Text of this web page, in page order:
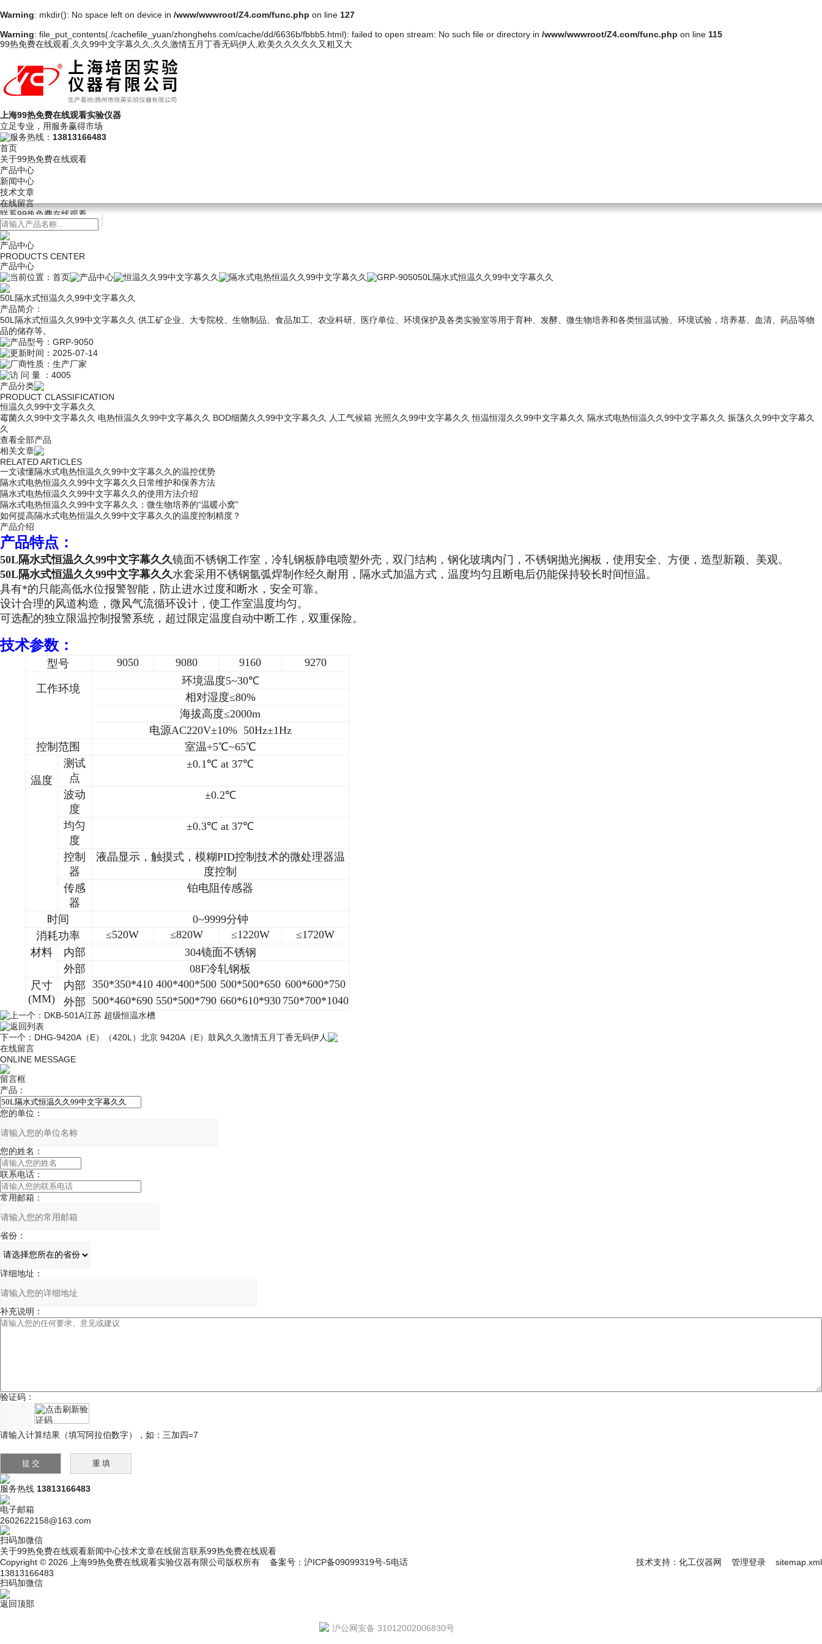
Warning: mkdir(): No space left on device in /www/wwwroot/Z4.com/func.php on line 127
Warning: file_put_contents(./cachefile_yuan/zhonghehs.com/cache/dd/6636b/fbbb5.html): failed to open stream: No such file or directory in /www/wwwroot/Z4.com/func.php on line 115
99热免费在线观看,久久99中文字幕久久,久久激情五月丁香无码伊人,欧美久久久久久又粗又大
上海99热免费在线观看实验仪器
立足专业，用服务赢得市场
服务热线： 13813166483
首页
关于99热免费在线观看
产品中心
新闻中心
技术文章
在线留言
联系99热免费在线观看
产品中心
PRODUCTS CENTER
产品中心
当前位置： 首页 产品中心 恒温久久99中文字幕久久 隔水式电热恒温久久99中文字幕久久 GRP-905050L隔水式恒温久久99中文字幕久久
50L隔水式恒温久久99中文字幕久久
产品简介：
50L隔水式恒温久久99中文字幕久久 供工矿企业、大专院校、生物制品、食品加工、农业科研、医疗单位、环境保护及各类实验室等用于育种、发酵、微生物培养和各类恒温试验、环境试验，培养基、血清、药品等物
品的储存等。
产品型号： GRP-9050
更新时间： 2025-07-14
厂商性质： 生产厂家
访 问 量 ： 4005
产品分类
PRODUCT CLASSIFICATION
恒温久久99中文字幕久久
霉菌久久99中文字幕久久 电热恒温久久99中文字幕久久 BOD细菌久久99中文字幕久久 人工气候箱 光照久久99中文字幕久久 恒温恒湿久久99中文字幕久久 隔水式电热恒温久久99中文字幕久久 振荡久久99中文字幕久
久
查看全部产品
相关文章
RELATED ARTICLES
一文读懂隔水式电热恒温久久99中文字幕久久的温控优势
隔水式电热恒温久久99中文字幕久久日常维护和保养方法
隔水式电热恒温久久99中文字幕久久的使用方法介绍
隔水式电热恒温久久99中文字幕久久：微生物培养的“温暖小窝”
如何提高隔水式电热恒温久久99中文字幕久久的温度控制精度？
产品介绍
产品特点：
50L隔水式恒温久久99中文字幕久久镜面不锈钢工作室，冷轧钢板静电喷塑外壳，双门结构，钢化玻璃内门，不锈钢抛光搁板，使用安全、方便，造型新颖、美观。
50L隔水式恒温久久99中文字幕久久水套采用不锈钢氩弧焊制作经久耐用，隔水式加温方式，温度均匀且断电后仍能保持较长时间恒温。
具有*的只能高低水位报警智能，防止进水过度和断水，安全可靠。
设计合理的风道构造，微风气流循环设计，使工作室温度均匀。
可选配的独立限温控制报警系统，超过限定温度自动中断工作，双重保险。
技术参数：
型号 9050 9080 9160 9270
工作环境
环境温度5~30℃
相对湿度≤80%
海拔高度≤2000m
电源AC220V±10% 50Hz±1Hz
控制范围
室温+5℃~65℃
温度
测试
点
±0.1℃ at 37℃
波动
度
±0.2℃
均匀
度
±0.3℃ at 37℃
控制
器
液晶显示，触摸式，模糊PID控制技术的微处理器温
度控制
传感
器
铂电阻传感器
时间
0~9999分钟
消耗功率
≤520W ≤820W ≤1220W
≤1720W
材料
内部 304镜面不锈钢
外部
08F冷轧钢板
尺寸
(MM)
内部 350*350*410 400*400*500 500*500*650 600*600*750
外部
500*460*690 550*500*790 660*610*930 750*700*1040
上一个： DKB-501A江苏 超级恒温水槽
返回列表
下一个： DHG-9420A（E）（420L）北京 9420A（E）鼓风久久激情五月丁香无码伊人
在线留言
ONLINE MESSAGE
留言框
产品：
您的单位：
您的姓名：
联系电话：
常用邮箱：
省份：
详细地址：
补充说明：
验证码：
请输入计算结果（填写阿拉伯数字），如：三加四=7
服务热线 13813166483
电子邮箱
2602622158@163.com
扫码加微信
关于99热免费在线观看新闻中心技术文章在线留言联系99热免费在线观看
Copyright © 2026 上海99热免费在线观看实验仪器有限公司版权所有
备案号：沪ICP备09099319号-5 技术支持： 化工仪器网 管理登录 sitemap.xml
电话
13813166483
扫码加微信
返回顶部
沪公网安备 31012002006830号